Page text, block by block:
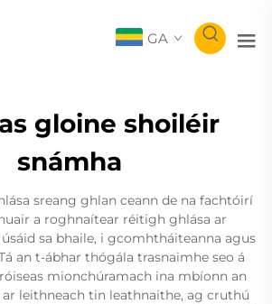
GA
gloine shoiléir
snámha
sreang ghlan ceann de na fachtóirí
a roghnaítear réitigh ghlása ar
sa bhaile, i gcomhtháiteanna agus
an t-ábhar thógála trasnaimhe seo á
mionchúramach ina mbíonn an
leithneach tin leathnaithe, ag cruthú